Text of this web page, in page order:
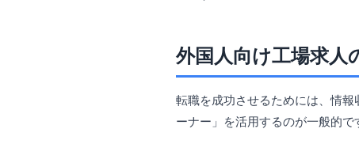
外国人向け工場求人
転職を成功させるためには、情
ーナー」を活用するのが一般的